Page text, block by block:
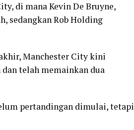
di mana Kevin De Bruyne,
sedangkan Rob Holding
Manchester City kini
telah memainkan dua
pertandingan dimulai, tetapi